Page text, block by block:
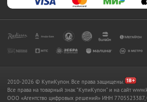
2010-2026 © КупиКупон. Все права защищены.
Все права на товарный знак "КупиКупон" и на сайт
OOO «Агентство цифровых решений» ИНН